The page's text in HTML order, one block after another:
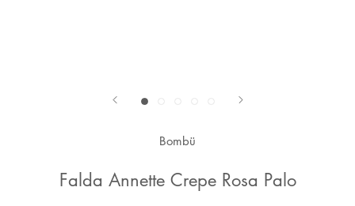
Bombü
Falda Annette Crepe Rosa Palo